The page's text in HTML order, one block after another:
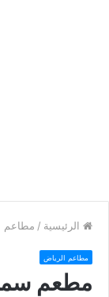
الرئيسية / مطاعم
مطاعم الرياض
مطعم